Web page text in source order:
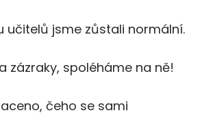
učitelů jsme zůstali normální.
zázraky, spoléháme na ně!
čeho se sami